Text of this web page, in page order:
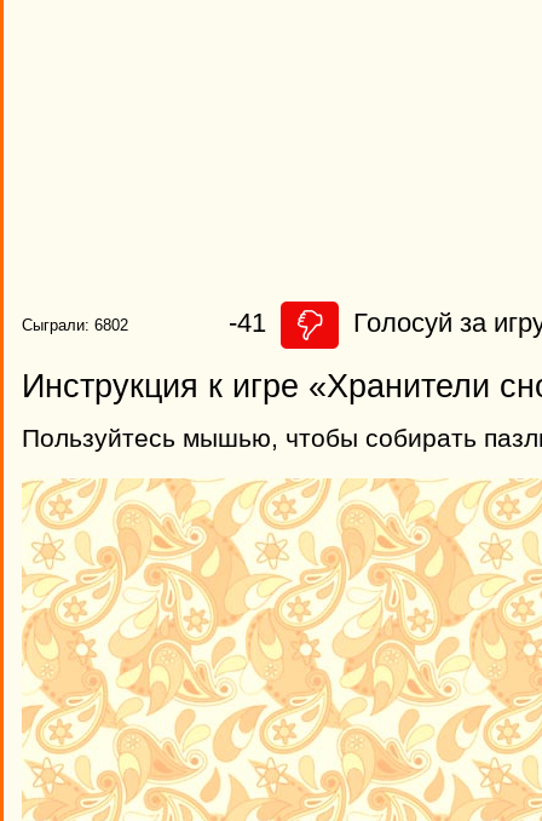
Сыграли: 6802 -41 Голосуй за
Инструкция к игре «Хранители
Пользуйтесь мышью, чтобы собирать